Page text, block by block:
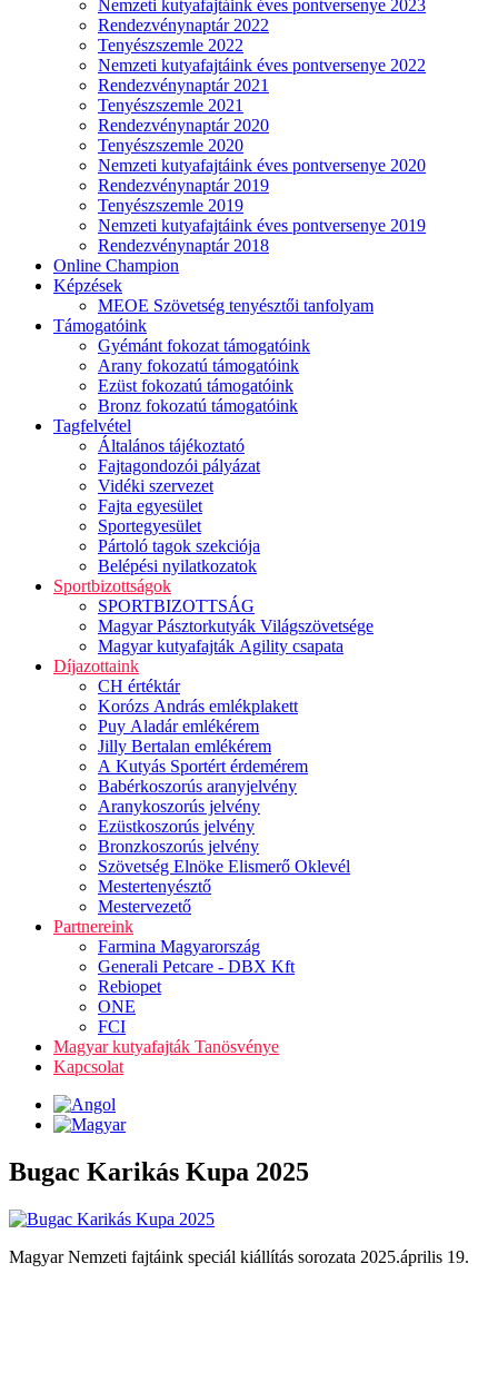
Nemzeti kutyafajtáink éves pontversenye 2023
Rendezvénynaptár 2022
Tenyészszemle 2022
Nemzeti kutyafajtáink éves pontversenye 2022
Rendezvénynaptár 2021
Tenyészszemle 2021
Rendezvénynaptár 2020
Tenyészszemle 2020
Nemzeti kutyafajtáink éves pontversenye 2020
Rendezvénynaptár 2019
Tenyészszemle 2019
Nemzeti kutyafajtáink éves pontversenye 2019
Rendezvénynaptár 2018
Online Champion
Képzések
MEOE Szövetség tenyésztői tanfolyam
Támogatóink
Gyémánt fokozat támogatóink
Arany fokozatú támogatóink
Ezüst fokozatú támogatóink
Bronz fokozatú támogatóink
Tagfelvétel
Általános tájékoztató
Fajtagondozói pályázat
Vidéki szervezet
Fajta egyesület
Sportegyesület
Pártoló tagok szekciója
Belépési nyilatkozatok
Sportbizottságok
SPORTBIZOTTSÁG
Magyar Pásztorkutyák Világszövetsége
Magyar kutyafajták Agility csapata
Díjazottaink
CH értéktár
Korózs András emlékplakett
Puy Aladár emlékérem
Jilly Bertalan emlékérem
A Kutyás Sportért érdemérem
Babérkoszorús aranyjelvény
Aranykoszorús jelvény
Ezüstkoszorús jelvény
Bronzkoszorús jelvény
Szövetség Elnöke Elismerő Oklevél
Mestertenyésztő
Mestervezető
Partnereink
Farmina Magyarország
Generali Petcare - DBX Kft
Rebiopet
ONE
FCI
Magyar kutyafajták Tanösvénye
Kapcsolat
Bugac Karikás Kupa 2025
Magyar Nemzeti fajtáink speciál kiállítás sorozata 2025.április 19.